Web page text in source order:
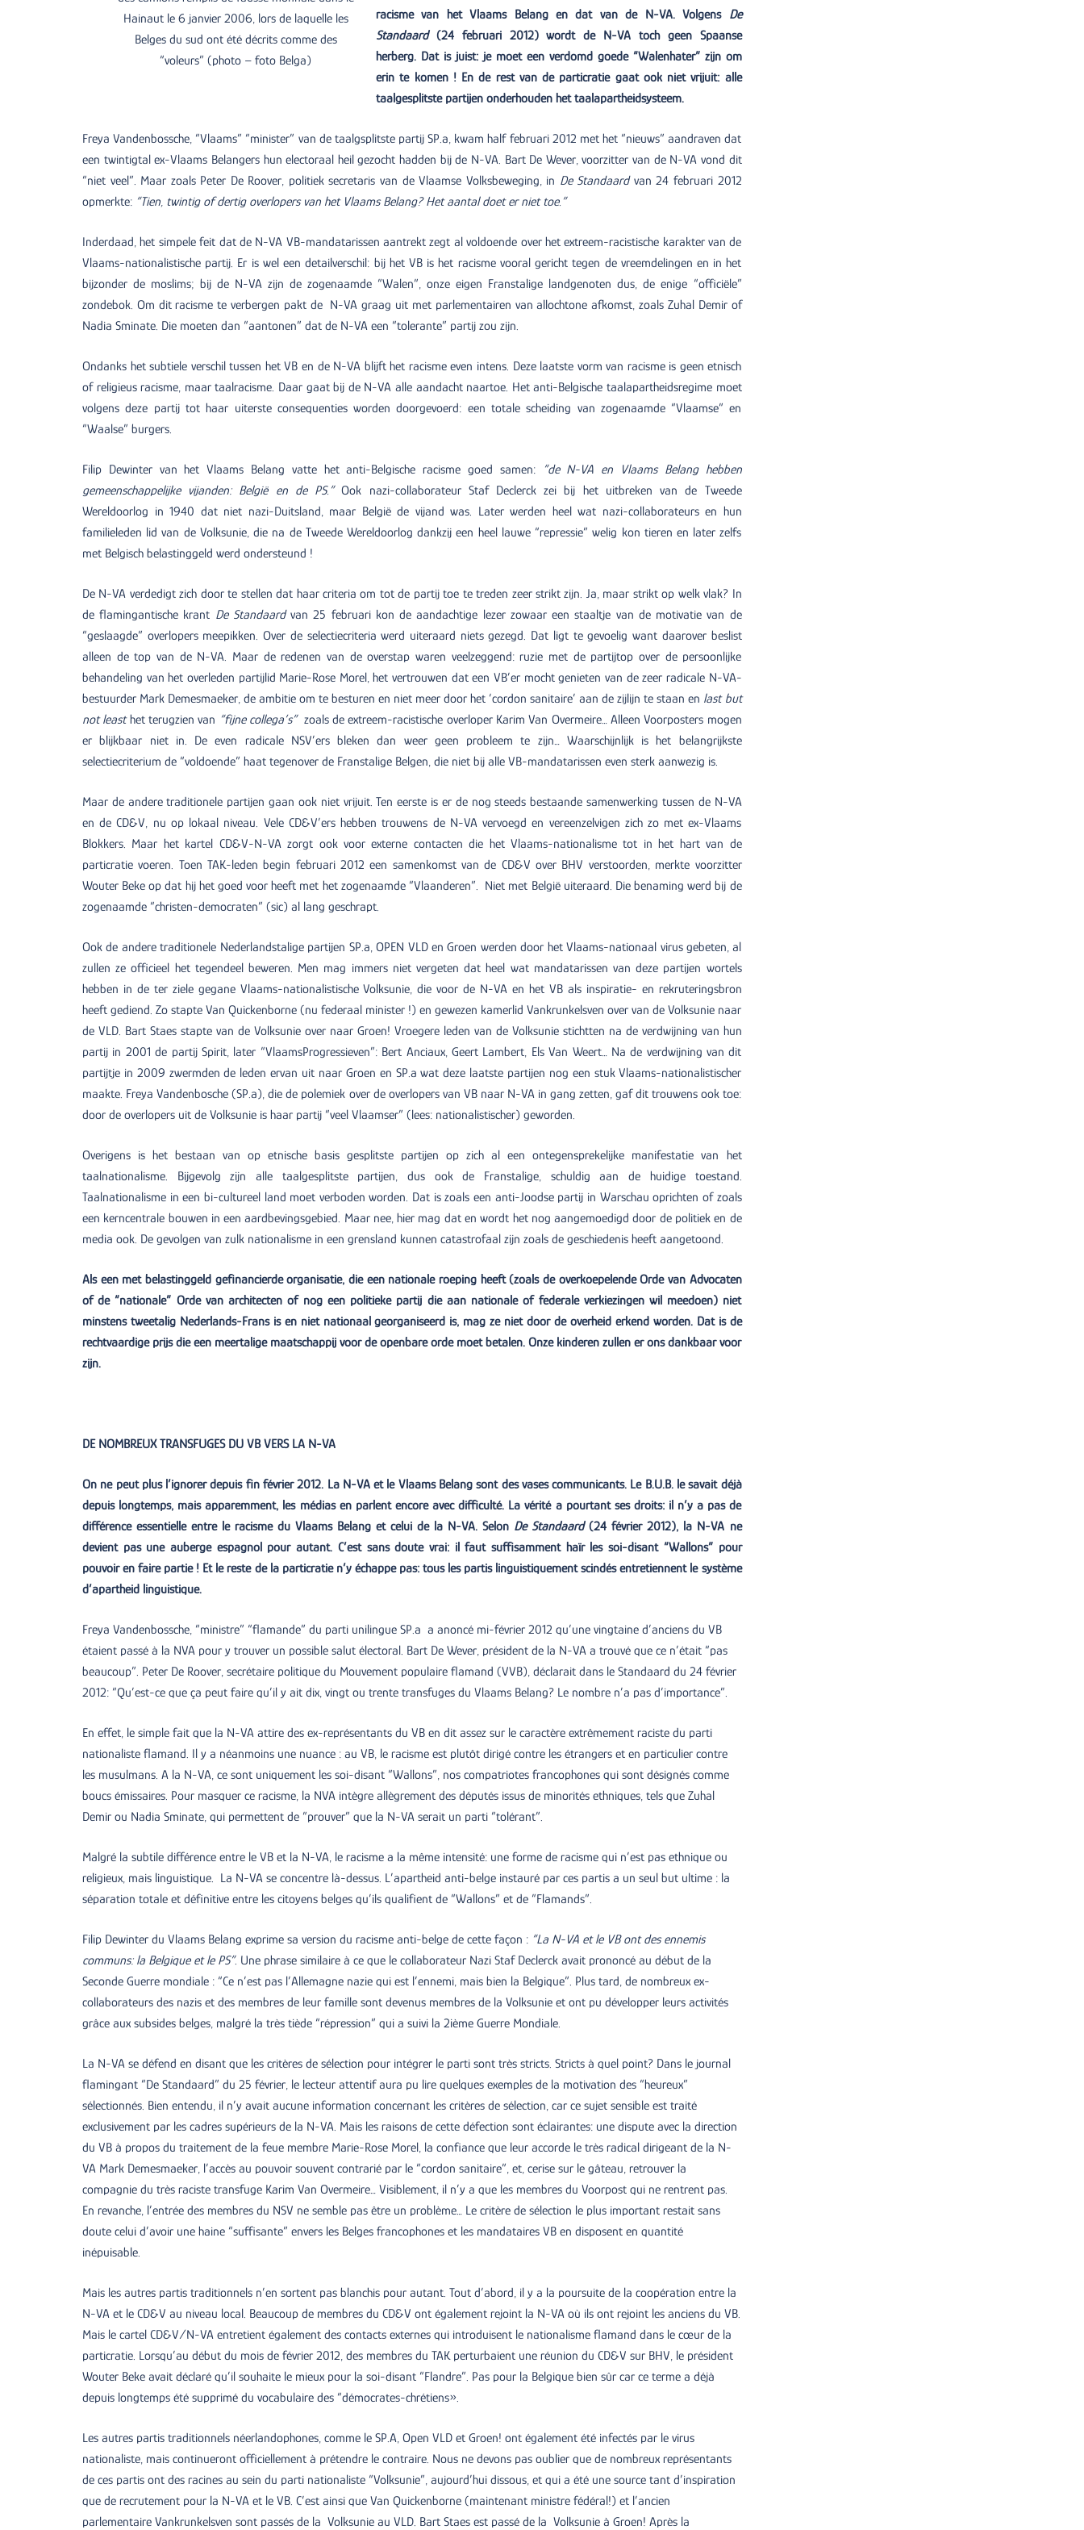
Hainaut le 6 janvier 2006, lors de laquelle les
Belges du sud ont été décrits comme des
“voleurs” (photo – foto Belga)
racisme van het Vlaams Belang en dat van de N-VA. Volgens De
Standaard(24 februari 2012) wordt de N-VA toch geen Spaanse
herberg. Dat is juist: je moet een verdomd goede “Walenhater” zijn om
erin te komen ! En de rest van de particratie gaat ook niet vrijuit: alle
taalgesplitste partijen onderhouden het taalapartheidsysteem.
Freya Vandenbossche, “Vlaams” “minister” van de taalgsplitste partij SP.a, kwam half februari 2012 met het “nieuws” aandraven dat
een twintigtal ex-Vlaams Belangers hun electoraal heil gezocht hadden bij de N-VA. Bart De Wever, voorzitter van de N-VA vond dit
“niet veel”. Maar zoals Peter De Roover, politiek secretaris van de Vlaamse Volksbeweging, in De Standaardvan 24 februari 2012
opmerkte: “Tien, twintig of dertig overlopers van het Vlaams Belang? Het aantal doet er niet toe.”
Inderdaad, het simpele feit dat de N-VA VB-mandatarissen aantrekt zegt al voldoende over het extreem-racistische karakter van de
Vlaams-nationalistische partij. Er is wel een detailverschil: bij het VB is het racisme vooral gericht tegen de vreemdelingen en in het
bijzonder de moslims; bij de N-VA zijn de zogenaamde “Walen”, onze eigen Franstalige landgenoten dus, de enige “officiële”
zondebok. Om dit racisme te verbergen pakt de N-VA graag uit met parlementairen van allochtone afkomst, zoals Zuhal Demir of
Nadia Sminate. Die moeten dan “aantonen” dat de N-VA een “tolerante” partij zou zijn.
Ondanks het subtiele verschil tussen het VB en de N-VA blijft het racisme even intens. Deze laatste vorm van racisme is geen etnisch
of religieus racisme, maar taalracisme. Daar gaat bij de N-VA alle aandacht naartoe. Het anti-Belgische taalapartheidsregime moet
volgens deze partij tot haar uiterste consequenties worden doorgevoerd: een totale scheiding van zogenaamde “Vlaamse” en
“Waalse” burgers.
Filip Dewinter van het Vlaams Belang vatte het anti-Belgische racisme goed samen:
“de N-VA en Vlaams Belang hebben
gemeenschappelijke vijanden: België en de PS.”Ook nazi-collaborateur Staf Declerck zei bij het uitbreken van de Tweede
Wereldoorlog in 1940 dat niet nazi-Duitsland, maar België de vijand was. Later werden heel wat nazi-collaborateurs en hun
familieleden lid van de Volksunie, die na de Tweede Wereldoorlog dankzij een heel lauwe “repressie” welig kon tieren en later zelfs
met Belgisch belastinggeld werd ondersteund !
De N-VA verdedigt zich door te stellen dat haar criteria om tot de partij toe te treden zeer strikt zijn. Ja, maar strikt op welk vlak? In
de flamingantische krant De Standaardvan 25 februari kon de aandachtige lezer zowaar een staaltje van de motivatie van de
“geslaagde” overlopers meepikken. Over de selectiecriteria werd uiteraard niets gezegd. Dat ligt te gevoelig want daarover beslist
alleen de top van de N-VA. Maar de redenen van de overstap waren veelzeggend: ruzie met de partijtop over de persoonlijke
behandeling van het overleden partijlid Marie-Rose Morel, het vertrouwen dat een VB’er mocht genieten van de zeer radicale N-VA-
bestuurder Mark Demesmaeker, de ambitie om te besturen en niet meer door het ‘cordon sanitaire’ aan de zijlijn te staan en last but
not least het terugzien van “fijne collega’s”zoals de extreem-racistische overloper Karim Van Overmeire… Alleen Voorposters mogen
er blijkbaar niet in. De even radicale NSV’ers bleken dan weer geen probleem te zijn… Waarschijnlijk is het belangrijkste
selectiecriterium de “voldoende” haat tegenover de Franstalige Belgen, die niet bij alle VB-mandatarissen even sterk aanwezig is.
Maar de andere traditionele partijen gaan ook niet vrijuit. Ten eerste is er de nog steeds bestaande samenwerking tussen de N-VA
en de CD&V, nu op lokaal niveau. Vele CD&V’ers hebben trouwens de N-VA vervoegd en vereenzelvigen zich zo met ex-Vlaams
Blokkers. Maar het kartel CD&V-N-VA zorgt ook voor externe contacten die het Vlaams-nationalisme tot in het hart van de
particratie voeren. Toen TAK-leden begin februari 2012 een samenkomst van de CD&V over BHV verstoorden, merkte voorzitter
Wouter Beke op dat hij het goed voor heeft met het zogenaamde “Vlaanderen”. Niet met België uiteraard. Die benaming werd bij de
zogenaamde “christen-democraten” (sic) al lang geschrapt.
Ook de andere traditionele Nederlandstalige partijen SP.a, OPEN VLD en Groen werden door het Vlaams-nationaal virus gebeten, al
zullen ze officieel het tegendeel beweren. Men mag immers niet vergeten dat heel wat mandatarissen van deze partijen wortels
hebben in de ter ziele gegane Vlaams-nationalistische Volksunie, die voor de N-VA en het VB als inspiratie- en rekruteringsbron
heeft gediend. Zo stapte Van Quickenborne (nu federaal minister !) en gewezen kamerlid Vankrunkelsven over van de Volksunie naar
de VLD. Bart Staes stapte van de Volksunie over naar Groen! Vroegere leden van de Volksunie stichtten na de verdwijning van hun
partij in 2001 de partij Spirit, later “VlaamsProgressieven”: Bert Anciaux, Geert Lambert, Els Van Weert… Na de verdwijning van dit
partijtje in 2009 zwermden de leden ervan uit naar Groen en SP.a wat deze laatste partijen nog een stuk Vlaams-nationalistischer
maakte. Freya Vandenbosche (SP.a), die de polemiek over de overlopers van VB naar N-VA in gang zetten, gaf dit trouwens ook toe:
door de overlopers uit de Volksunie is haar partij “veel Vlaamser” (lees: nationalistischer) geworden.
Overigens is het bestaan van op etnische basis gesplitste partijen op zich al een ontegensprekelijke manifestatie van het
taalnationalisme. Bijgevolg zijn alle taalgesplitste partijen, dus ook de Franstalige, schuldig aan de huidige toestand.
Taalnationalisme in een bi-cultureel land moet verboden worden. Dat is zoals een anti-Joodse partij in Warschau oprichten of zoals
een kerncentrale bouwen in een aardbevingsgebied. Maar nee, hier mag dat en wordt het nog aangemoedigd door de politiek en de
media ook. De gevolgen van zulk nationalisme in een grensland kunnen catastrofaal zijn zoals de geschiedenis heeft aangetoond.
Als een met belastinggeld gefinancierde organisatie, die een nationale roeping heeft (zoals de overkoepelende Orde van Advocaten
of de “nationale” Orde van architecten of nog een politieke partij die aan nationale of federale verkiezingen wil meedoen) niet
minstens tweetalig Nederlands-Frans is en niet nationaal georganiseerd is, mag ze niet door de overheid erkend worden. Dat is de
rechtvaardige prijs die een meertalige maatschappij voor de openbare orde moet betalen. Onze kinderen zullen er ons dankbaar voor
zijn.
DE NOMBREUX TRANSFUGES DU VB VERS LA N-VA
On ne peut plus l’ignorer depuis fin février 2012. La N-VA et le Vlaams Belang sont des vases communicants. Le B.U.B. le savait déjà
depuis longtemps, mais apparemment, les médias en parlent encore avec difficulté. La vérité a pourtant ses droits: il n’y a pas de
différence essentielle entre le racisme du Vlaams Belang et celui de la N-VA. Selon De Standaard(24 février 2012), la N-VA ne
devient pas une auberge espagnol pour autant. C’est sans doute vrai: il faut suffisamment haïr les soi-disant “Wallons” pour
pouvoir en faire partie ! Et le reste de la particratie n’y échappe pas: tous les partis linguistiquement scindés entretiennent le système
d’apartheid linguistique.
Freya Vandenbossche, “ministre” “flamande” du parti unilingue SP.a a anoncé mi-février 2012 qu’une vingtaine d’anciens du VB
étaient passé à la NVA pour y trouver un possible salut électoral. Bart De Wever, président de la N-VA a trouvé que ce n’était “pas
beaucoup”. Peter De Roover, secrétaire politique du Mouvement populaire flamand (VVB), déclarait dans le Standaard du 24 février
2012: “Qu’est-ce que ça peut faire qu’il y ait dix, vingt ou trente transfuges du Vlaams Belang? Le nombre n’a pas d’importance”.
En effet, le simple fait que la N-VA attire des ex-représentants du VB en dit assez sur le caractère extrêmement raciste du parti
nationaliste flamand. Il y a néanmoins une nuance : au VB, le racisme est plutôt dirigé contre les étrangers et en particulier contre
les musulmans. A la N-VA, ce sont uniquement les soi-disant “Wallons”, nos compatriotes francophones qui sont désignés comme
boucs émissaires. Pour masquer ce racisme, la NVA intègre allègrement des députés issus de minorités ethniques, tels que Zuhal
Demir ou Nadia Sminate, qui permettent de “prouver” que la N-VA serait un parti “tolérant”.
Malgré la subtile différence entre le VB et la N-VA, le racisme a la même intensité: une forme de racisme qui n’est pas ethnique ou
religieux, mais linguistique. La N-VA se concentre là-dessus. L’apartheid anti-belge instauré par ces partis a un seul but ultime : la
séparation totale et définitive entre les citoyens belges qu’ils qualifient de “Wallons” et de “Flamands”.
Filip Dewinter du Vlaams Belang exprime sa version du racisme anti-belge de cette façon : “La N-VA et le VB ont des ennemis
communs: la Belgique et le PS”. Une phrase similaire à ce que le collaborateur Nazi Staf Declerck avait prononcé au début de la
Seconde Guerre mondiale : “Ce n’est pas l’Allemagne nazie qui est l’ennemi, mais bien la Belgique”. Plus tard, de nombreux ex-
collaborateurs des nazis et des membres de leur famille sont devenus membres de la Volksunie et ont pu développer leurs activités
grâce aux subsides belges, malgré la très tiède “répression” qui a suivi la 2ième Guerre Mondiale.
La N-VA se défend en disant que les critères de sélection pour intégrer le parti sont très stricts. Stricts à quel point? Dans le journal
flamingant “De Standaard” du 25 février, le lecteur attentif aura pu lire quelques exemples de la motivation des “heureux”
sélectionnés. Bien entendu, il n’y avait aucune information concernant les critères de sélection, car ce sujet sensible est traité
exclusivement par les cadres supérieurs de la N-VA. Mais les raisons de cette défection sont éclairantes: une dispute avec la direction
du VB à propos du traitement de la feue membre Marie-Rose Morel, la confiance que leur accorde le très radical dirigeant de la N-
VA Mark Demesmaeker, l’accès au pouvoir souvent contrarié par le “cordon sanitaire”, et, cerise sur le gâteau, retrouver la
compagnie du très raciste transfuge Karim Van Overmeire… Visiblement, il n’y a que les membres du Voorpost qui ne rentrent pas.
En revanche, l’entrée des membres du NSV ne semble pas être un problème… Le critère de sélection le plus important restait sans
doute celui d’avoir une haine “suffisante” envers les Belges francophones et les mandataires VB en disposent en quantité
inépuisable.
Mais les autres partis traditionnels n’en sortent pas blanchis pour autant. Tout d’abord, il y a la poursuite de la coopération entre la
N-VA et le CD&V au niveau local. Beaucoup de membres du CD&V ont également rejoint la N-VA où ils ont rejoint les anciens du VB.
Mais le cartel CD&V/N-VA entretient également des contacts externes qui introduisent le nationalisme flamand dans le cœur de la
particratie. Lorsqu’au début du mois de février 2012, des membres du TAK perturbaient une réunion du CD&V sur BHV, le président
Wouter Beke avait déclaré qu’il souhaite le mieux pour la soi-disant “Flandre”. Pas pour la Belgique bien sûr car ce terme a déjà
depuis longtemps été supprimé du vocabulaire des “démocrates-chrétiens».
Les autres partis traditionnels néerlandophones, comme le SP.A, Open VLD et Groen! ont également été infectés par le virus
nationaliste, mais continueront officiellement à prétendre le contraire. Nous ne devons pas oublier que de nombreux représentants
de ces partis ont des racines au sein du parti nationaliste “Volksunie”, aujourd’hui dissous, et qui a été une source tant d’inspiration
que de recrutement pour la N-VA et le VB. C’est ainsi que Van Quickenborne (maintenant ministre fédéral!) et l’ancien
parlementaire Vankrunkelsven sont passés de la Volksunie au VLD. Bart Staes est passé de la Volksunie à Groen! Après la